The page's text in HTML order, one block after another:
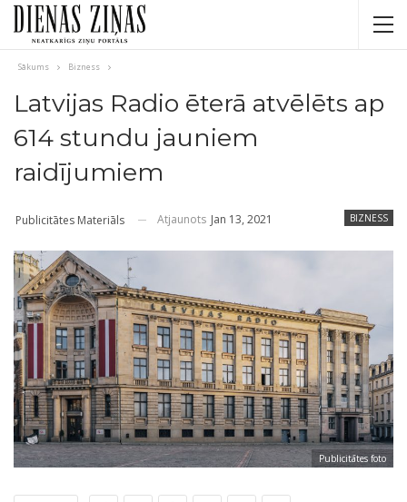
Sākums Bizness
Latvijas Radio ēterā atvēlēts ap
614 stundu jauniem
raidījumiem
BIZNESS
Publicitātes Materiāls Atjaunots Jan 13, 2021
Publicitātes foto